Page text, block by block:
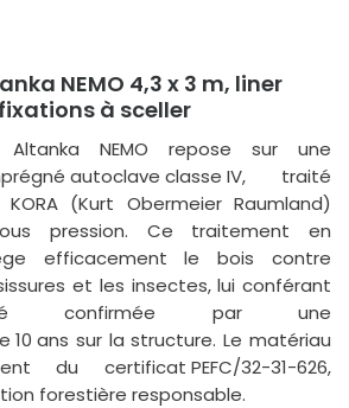
NEMO 4,3 x 3 m, liner
à sceller
NEMO repose sur une
autoclave classe IV, traité
(Kurt Obermeier Raumland)
pression. Ce traitement en
efficacement le bois contre
et les insectes, lui conférant
confirmée par une
10 ans sur la structure. Le matériau
du certificat PEFC/32-31-626,
forestière responsable.